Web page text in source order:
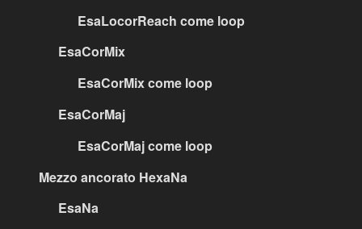
EsaLocorReach come loop
EsaCorMix
EsaCorMix come loop
EsaCorMaj
EsaCorMaj come loop
Mezzo ancorato HexaNa
EsaNa